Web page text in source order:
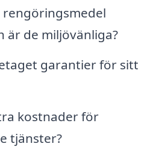
rengöringsmedel
är de miljövänliga?
garantier för sitt
kostnader för
tjänster?